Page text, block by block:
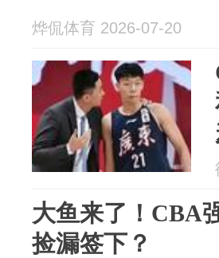
烨侃体育 2026-07-20
大鱼来了！CBA
捡漏签下？